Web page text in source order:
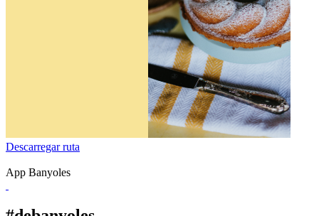
Descarregar ruta
App Banyoles